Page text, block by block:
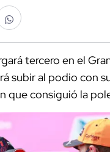
tercero en el
subir al podio con
que consiguió la